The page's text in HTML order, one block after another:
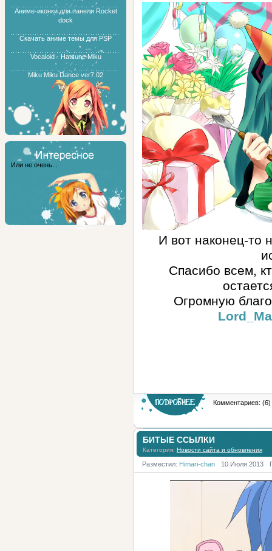
Аниме-иконки для панели Rocket
dock
Скачать аниме темы для PSP
Vocaloid - Hatsune Miku
Miku Miku Dance ver7.02
Или не очень...
И вот наконец-то
Спасибо всем,
Огромную
Комментариев: (6)
БИТЫЕ ССЫЛКИ
Категория: Новости сайта и обновления
Разместил: Himari-chan 10 Июля 2013